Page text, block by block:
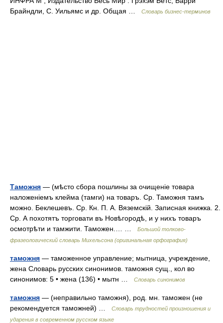
Брайндли, С. Уильямс и др. Общая …
Словарь бизнес-терминов
Таможня — (мѣсто сбора пошлины за очищеніе товара
наложеніемъ клейма (тамги) на товаръ. Ср. Таможня тамъ
можно. Беклешевъ. Ср. Кн. П. А. Вяземскій. Записная книжка. 2.
Ср. А похотятъ торговати въ Новѣгородѣ, и у нихъ товаръ
осмотрѣти и тамжити. Таможен.… …
Большой толково-
фразеологический словарь Михельсона (оригинальная орфография)
таможня — таможенное управление; мытница, учреждение,
жена Словарь русских синонимов. таможня сущ., кол во
синонимов: 5 • жена (136) • мытн …
Словарь синонимов
таможня — (неправильно таможня), род. мн. таможен (не
рекомендуется таможней) …
Словарь трудностей произношения и
ударения в современном русском языке